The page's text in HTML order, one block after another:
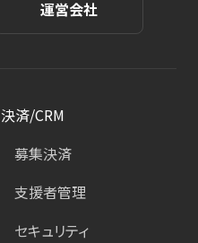
運営会社
決済/CRM
募集決済
支援者管理
セキュリティ